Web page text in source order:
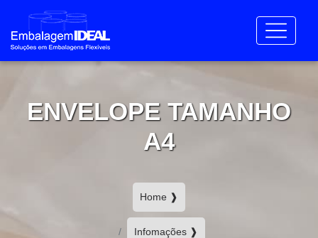
ENVELOPE TAMANHO
A4
Home ❱
Infomações ❱